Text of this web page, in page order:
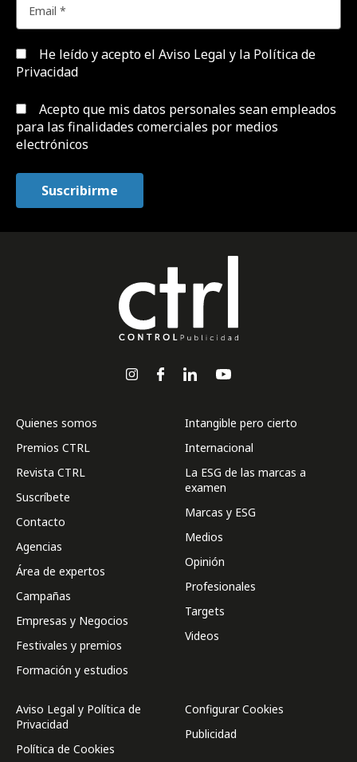
He leído y acepto el Aviso Legal y la Política de
Privacidad
Acepto que mis datos personales sean empleados
para las finalidades comerciales por medios
electrónicos
Quienes somos
Premios CTRL
Revista CTRL
Suscríbete
Contacto
Agencias
Área de expertos
Campañas
Empresas y Negocios
Festivales y premios
Formación y estudios
Intangible pero cierto
Internacional
La ESG de las marcas a
examen
Marcas y ESG
Medios
Opinión
Profesionales
Targets
Videos
Aviso Legal y Política de
Privacidad
Política de Cookies
Configurar Cookies
Publicidad